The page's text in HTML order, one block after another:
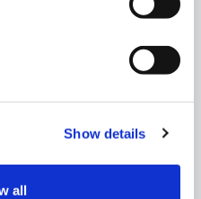
Show details
all